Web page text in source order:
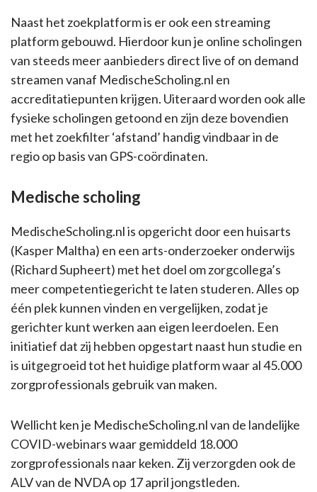
Naast het zoekplatform is er ook een streaming
platform gebouwd. Hierdoor kun je online scholingen
van steeds meer aanbieders direct live of on demand
streamen vanaf MedischeScholing.nl en
accreditatiepunten krijgen. Uiteraard worden ook alle
fysieke scholingen getoond en zijn deze bovendien
met het zoekfilter ‘afstand’ handig vindbaar in de
regio op basis van GPS-coördinaten.
Medische scholing
MedischeScholing.nl is opgericht door een huisarts
(Kasper Maltha) en een arts-onderzoeker onderwijs
(Richard Supheert) met het doel om zorgcollega’s
meer competentiegericht te laten studeren. Alles op
één plek kunnen vinden en vergelijken, zodat je
gerichter kunt werken aan eigen leerdoelen. Een
initiatief dat zij hebben opgestart naast hun studie en
is uitgegroeid tot het huidige platform waar al 45.000
zorgprofessionals gebruik van maken.
Wellicht ken je MedischeScholing.nl van de landelijke
COVID-webinars waar gemiddeld 18.000
zorgprofessionals naar keken. Zij verzorgden ook de
ALV van de NVDA op 17 april jongstleden.